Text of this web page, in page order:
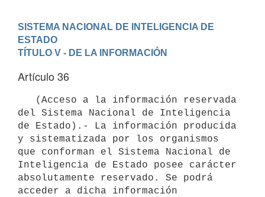
SISTEMA NACIONAL DE INTELIGENCIA DE
ESTADO
TÍTULO V - DE LA INFORMACIÓN
Artículo 36
del Sistema Nacional de Inteligencia
de Estado).- La información producida
y sistematizada por los organismos
que conforman el Sistema Nacional de
Inteligencia de Estado posee carácter
absolutamente reservado. Se podrá
acceder a dicha información